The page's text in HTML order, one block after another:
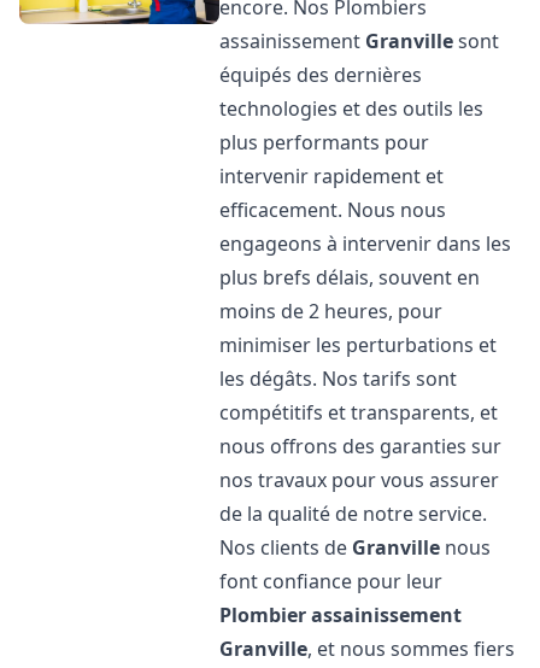
encore. Nos Plombiers
assainissement Granvillesont
équipés des dernières
technologies et des outils les
plus performants pour
intervenir rapidement et
efficacement. Nous nous
engageons à intervenir dans les
plus brefs délais, souvent en
moins de 2 heures, pour
minimiser les perturbations et
les dégâts. Nos tarifs sont
compétitifs et transparents, et
nous offrons des garanties sur
nos travaux pour vous assurer
de la qualité de notre service.
Nos clients de Granville nous
font confiance pour leur
Plombier assainissement
Granville, et nous sommes fiers